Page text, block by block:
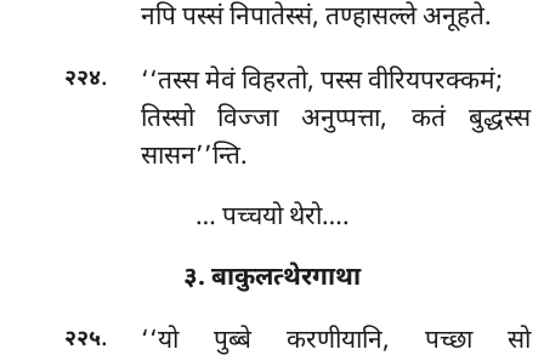
नपि पस्सं निपातेस्सं, तण्हासल्ले अनूहते.
२२४.
‘‘तस्स मेवं विहरतो, पस्स वीरियपरक्कमं;
तिस्सो विज्जा अनुप्पत्ता, कतं बुद्धस्स
सासन’’न्ति.
… पच्चयो थेरो….
३. बाकुलत्थेरगाथा
२२५.
‘‘यो पुब्बे करणीयानि, पच्छा सो